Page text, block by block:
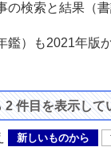
の検索と結果（
鑑）も2021年
2 件目を表示して
新しいものから